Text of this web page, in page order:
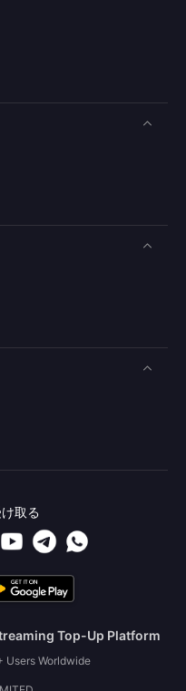
取る
Top-Up Platform
Worldwide